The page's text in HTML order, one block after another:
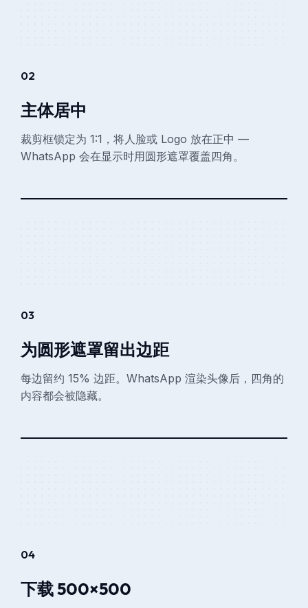
02
主体居中
裁剪框锁定为 1:1，将人脸或 Logo 放在正中 —
WhatsApp 会在显示时用圆形遮罩覆盖四角。
03
为圆形遮罩留出边距
每边留约 15% 边距。WhatsApp 渲染头像后，四角的
内容都会被隐藏。
04
下载 500×500